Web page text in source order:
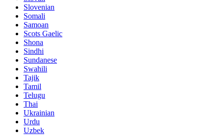
Slovenian
Somali
Samoan
Scots Gaelic
Shona
Sindhi
Sundanese
Swahili
Tajik
Tamil
Telugu
Thai
Ukrainian
Urdu
Uzbek